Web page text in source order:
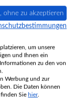
ohne zu akzeptieren
um unsere
und Ihnen ein
zu den von
Werbung und zur
Die Daten können
Sie hier.